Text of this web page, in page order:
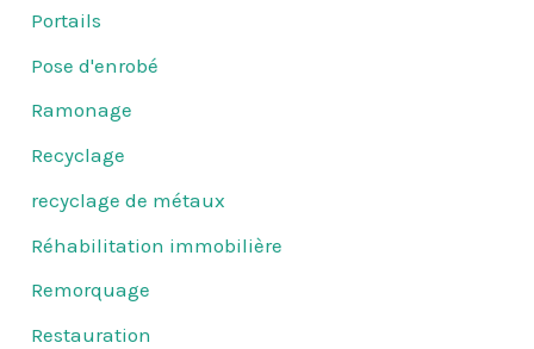
Portails
Pose d'enrobé
Ramonage
Recyclage
recyclage de métaux
Réhabilitation immobilière
Remorquage
Restauration